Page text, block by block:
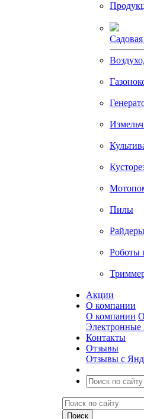
Пилы
Роботы
Акции
О компании
О компании
Электронные
Контакты
Отзывы
Отзывы с